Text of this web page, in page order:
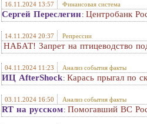
16.11.2024 13:57 Финансовая система
Сергей Переслегин: Центробанк
14.11.2024 20:37 Репрессии
НАБАТ! Запрет на птицеводство
04.11.2024 11:23 Анализ события факты
ИЦ AfterShock: Карась прыгал по
03.11.2024 16:50 Анализ события факты
RT на русском: Помогавший ВС